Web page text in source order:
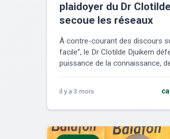
plaidoyer du Dr
secoue les réseaux
À contre-courant des discours
facile”, le Dr Clotilde Djuikem
puissance de la connaissance,
il y a 3 mois